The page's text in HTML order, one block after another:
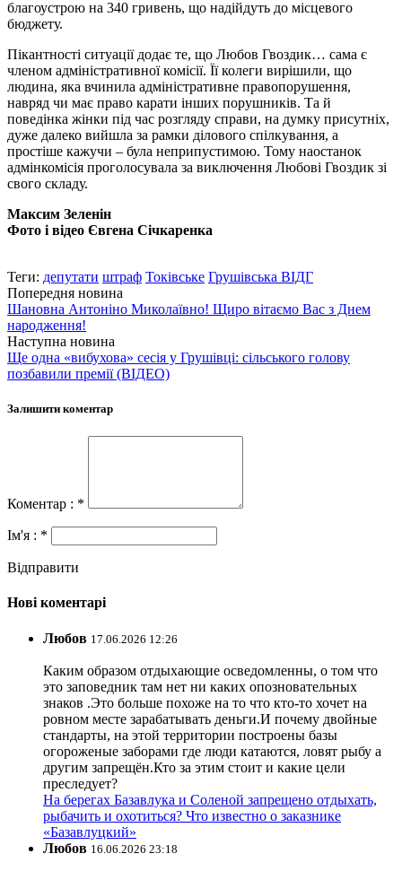
благоустрою на 340 гривень, що надійдуть до місцевого
бюджету.
Пікантності ситуації додає те, що Любов Гвоздик… сама є
членом адміністративної комісії. Її колеги вирішили, що
людина, яка вчинила адміністративне правопорушення,
навряд чи має право карати інших порушників. Та й
поведінка жінки під час розгляду справи, на думку присутніх,
дуже далеко вийшла за рамки ділового спілкування, а
простіше кажучи – була неприпустимою. Тому наостанок
адмінкомісія проголосувала за виключення Любові Гвоздик зі
свого складу.
Максим Зеленін
Фото і відео Євгена Січкаренка
Теги: депутати штраф Токівське Грушівська ВІДГ
Попередня новина
Шановна Антоніно Миколаївно! Щиро вітаємо Вас з Днем
народження!
Наступна новина
Ще одна «вибухова» сесія у Грушівці: сільського голову
позбавили премії (ВІДЕО)
Залишити коментар
Коментар : *
Ім'я : *
Відправити
Нові коментарі
Любов 17.06.2026 12:26
Каким образом отдыхающие осведомленны, о том что
это заповедник там нет ни каких опозновательных
знаков .Это больше похоже на то что кто-то хочет на
ровном месте зарабатывать деньги.И почему двойные
стандарты, на этой территории построены базы
огороженые заборами где люди катаются, ловят рыбу а
другим запрещён.Кто за этим стоит и какие цели
преследует?
На берегах Базавлука и Соленой запрещено отдыхать,
рыбачить и охотиться? Что известно о заказнике
«Базавлуцкий»
Любов 16.06.2026 23:18